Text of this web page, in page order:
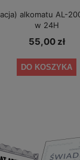
alkomatu AL-
w 24H
55,00 zł
DO KOSZYKA